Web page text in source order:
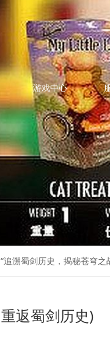
游戏中心
“追溯蜀剑历史，揭秘苍穹
返蜀剑历史)